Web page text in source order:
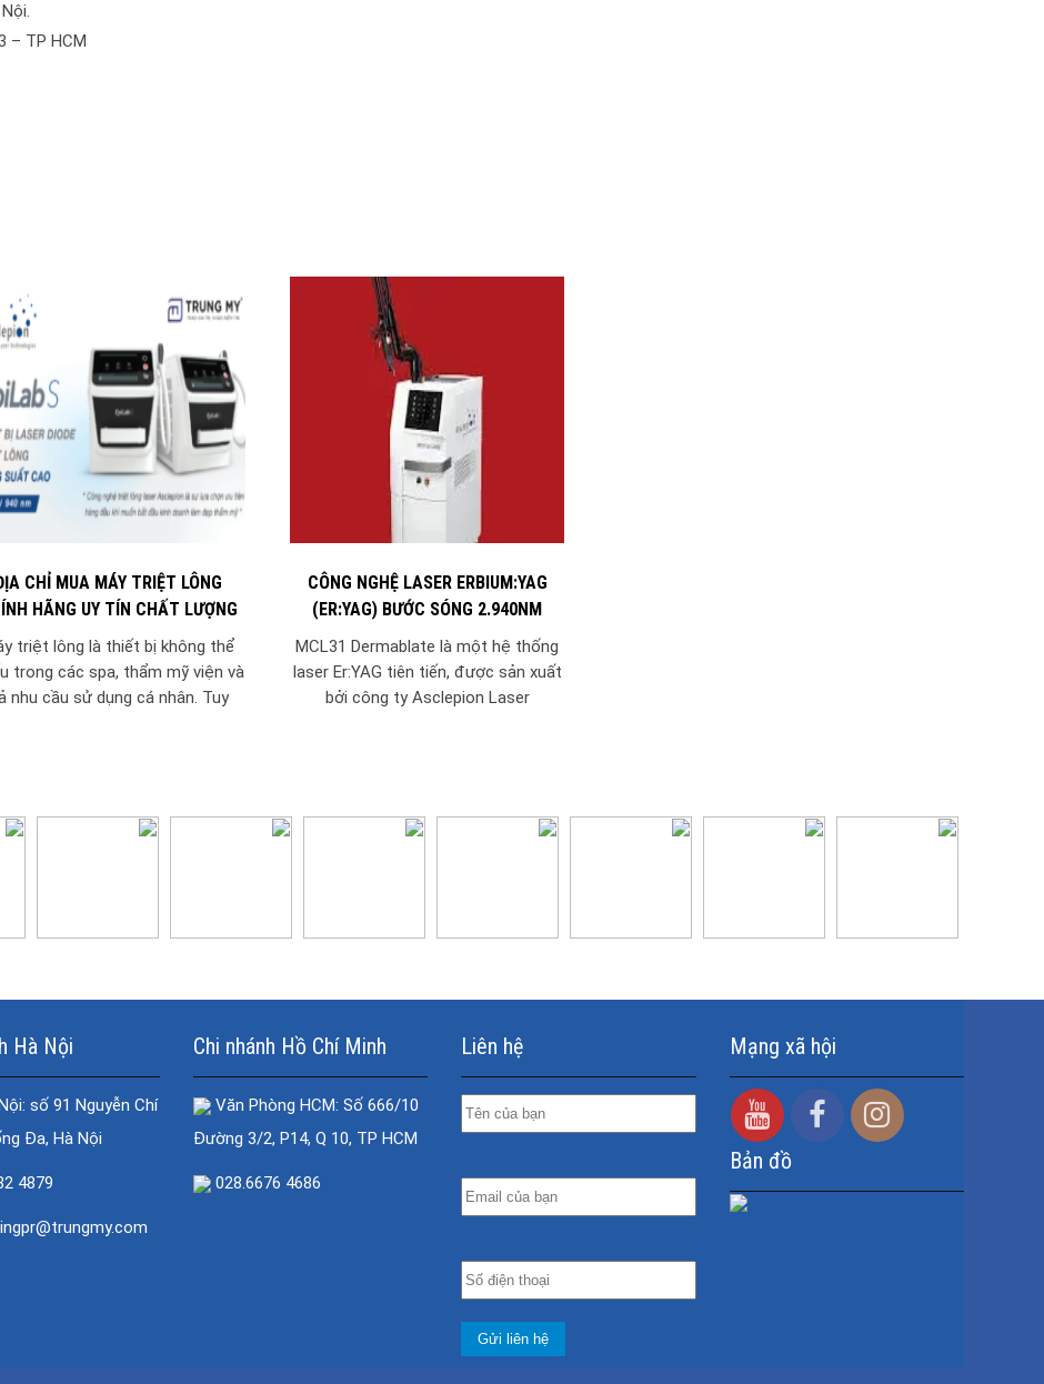
– TP HCM
CHỈ MUA MÁY TRIỆT LÔNG
HÃNG UY TÍN CHẤT LƯỢNG
triệt lông là thiết bị không thể
trong các spa, thẩm mỹ viện và
nhu cầu sử dụng cá nhân. Tuy
CÔNG NGHỆ LASER ERBIUM:YAG
(ER:YAG) BƯỚC SÓNG 2.940NM
MCL31 DERMABLATE
MCL31 Dermablate là một hệ thống
laser Er:YAG tiên tiến, được sản xuất
bởi công ty Asclepion Laser
Hà Nội
số 91 Nguyễn Chí
Đa, Hà Nội
4879
Chi nhánh Hồ Chí Minh
Văn Phòng HCM: Số 666/10
Đường 3/2, P14, Q 10, TP HCM
028.6676 4686
Liên hệ Mạng xã hội
Bản đồ